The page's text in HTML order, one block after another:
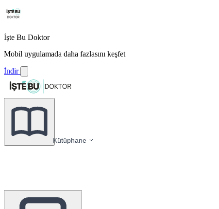
İşte Bu Doktor
Mobil uygulamada daha fazlasını keşfet
İndir
Kütüphane